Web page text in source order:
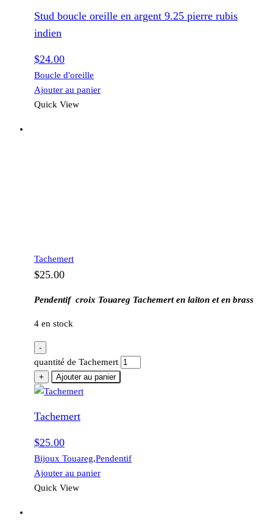
Stud boucle oreille en argent 9.25 pierre rubis
indien
$24.00
Boucle d'oreille
Ajouter au panier
Quick View
Tachemert
$25.00
Pendentif croix Touareg Tachemert en laiton et en brass
4 en stock
-
quantité de Tachemert
+ Ajouter au panier
Tachemert
$25.00
Bijoux Touareg,Pendentif
Ajouter au panier
Quick View